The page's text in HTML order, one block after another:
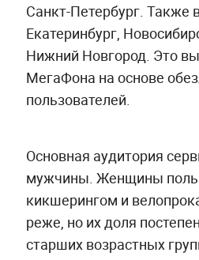
Санкт-Петербург. Также
Екатеринбург,
Нижний Новгород. Это
МегаФона на основе
пользователей.
Основная аудитория
мужчины. Женщины
кикшерингом и
реже, но их доля
старших возрастных